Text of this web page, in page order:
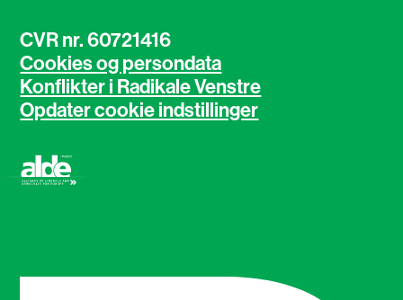
CVR nr. 60721416
Cookies og persondata
Konflikter i Radikale Venstre
Opdater cookie indstillinger